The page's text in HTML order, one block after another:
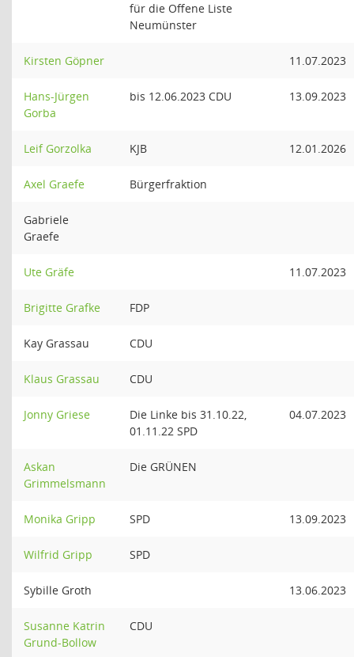
für die Offene Liste
Neumünster
Kirsten Göpner 11.07.2023
Hans-Jürgen
Gorba
bis 12.06.2023 CDU 13.09.2023
Leif Gorzolka KJB 12.01.2026
Axel Graefe Bürgerfraktion
Gabriele
Graefe
Ute Gräfe 11.07.2023
Brigitte Grafke FDP
Kay Grassau CDU
Klaus Grassau CDU
Jonny Griese
Die Linke bis 31.10.22,
01.11.22 SPD
04.07.2023
Askan
Grimmelsmann
Die GRÜNEN
Monika Gripp SPD 13.09.2023
Wilfrid Gripp SPD
Sybille Groth 13.06.2023
Susanne Katrin
Grund-Bollow
CDU